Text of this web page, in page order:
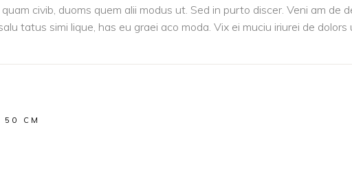
civib, duoms quem alii modus ut. Sed in purto discer. Veni am de
tatus simi lique, has eu graei aco moda. Vix ei muciu iriurei de
CM